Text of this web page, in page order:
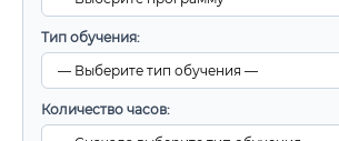
Тип обучения:
Количество часов: